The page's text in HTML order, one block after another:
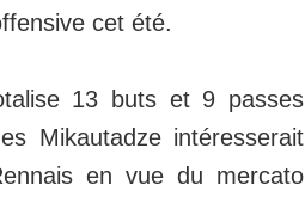
cet été.
13 buts et 9 passes
Mikautadze intéresserait
en vue du mercato